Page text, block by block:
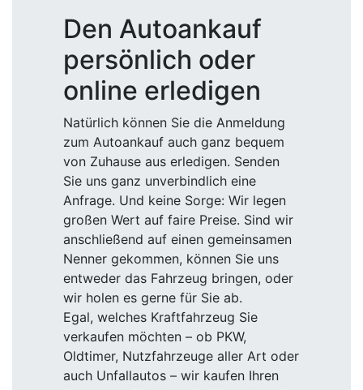
Den Autoankauf
persönlich oder
online erledigen
Natürlich können Sie die Anmeldung
zum Autoankauf auch ganz bequem
von Zuhause aus erledigen. Senden
Sie uns ganz unverbindlich eine
Anfrage. Und keine Sorge: Wir legen
großen Wert auf faire Preise. Sind wir
anschließend auf einen gemeinsamen
Nenner gekommen, können Sie uns
entweder das Fahrzeug bringen, oder
wir holen es gerne für Sie ab.
Egal, welches Kraftfahrzeug Sie
verkaufen möchten – ob PKW,
Oldtimer, Nutzfahrzeuge aller Art oder
auch Unfallautos – wir kaufen Ihren